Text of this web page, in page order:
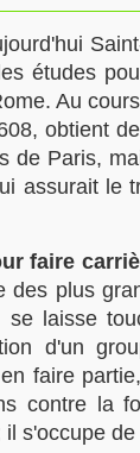
études
Au
obtient
de Paris,
assurait le
faire
plus
laisse
d'un
faire
contre la
s'occupe